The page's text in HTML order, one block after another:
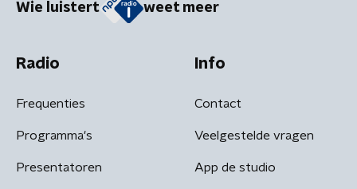
Wie luistert weet meer
Radio
Frequenties
Programma's
Presentatoren
Info
Contact
Veelgestelde vragen
App de studio